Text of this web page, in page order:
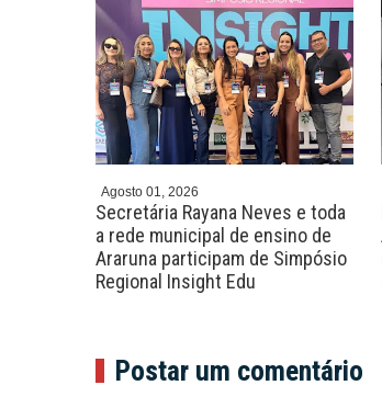
Agosto 01, 2026
Secretária Rayana Neves e toda
a rede municipal de ensino de
Araruna participam de Simpósio
Regional Insight Edu
Postar um comentário